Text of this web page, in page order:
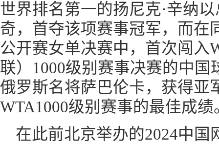
世界排名第一的扬尼克·辛纳
奇，首夺该项赛事冠军，而在
公开赛女单决赛中，首次闯入
联）1000级别赛事决赛的中
俄罗斯名将萨巴伦卡，获得亚
WTA1000级别赛事的最佳成绩
在此前北京举办的2024中